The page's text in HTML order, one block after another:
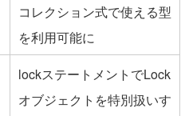
コレクション式で使える型
を利用可能に
lockステートメントでLock
オブジェクトを特別扱いす